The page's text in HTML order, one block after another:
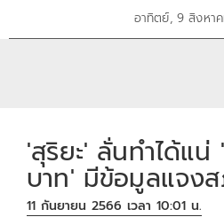
อาทิตย์, 9 สิงหา
'สุริยะ' ลั่นทำได้แ
บาท' มีข้อมูลแจง
11 กันยายน 2566 เวลา 10:01 น.